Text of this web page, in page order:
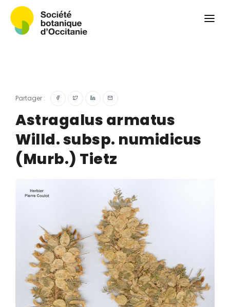
Herbier PCPR
Ressources
Actualités et calendrier
Partager :
Astragalus armatus
Willd. subsp. numidicus
(Murb.) Tietz